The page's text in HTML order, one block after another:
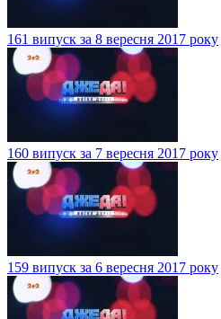
161 випуск за 8 вересня 2017 року
160 випуск за 7 вересня 2017 року
159 випуск за 6 вересня 2017 року